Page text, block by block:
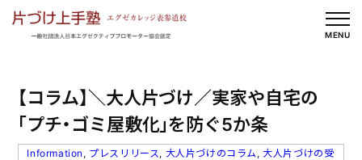
MENU
【コラム】＼大人片づけ／実家や自宅の
「プチ・ゴミ屋敷化」を防ぐ5か条
Information , プレスリリース , 大人片づけのコラム , 大人片づけの受